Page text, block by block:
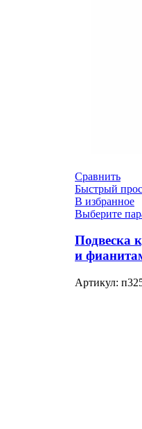
Сравнить
Быстрый
В избранное
Выберите
Подвеска
и
Артикул: